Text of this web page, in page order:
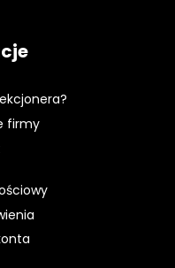
firmy